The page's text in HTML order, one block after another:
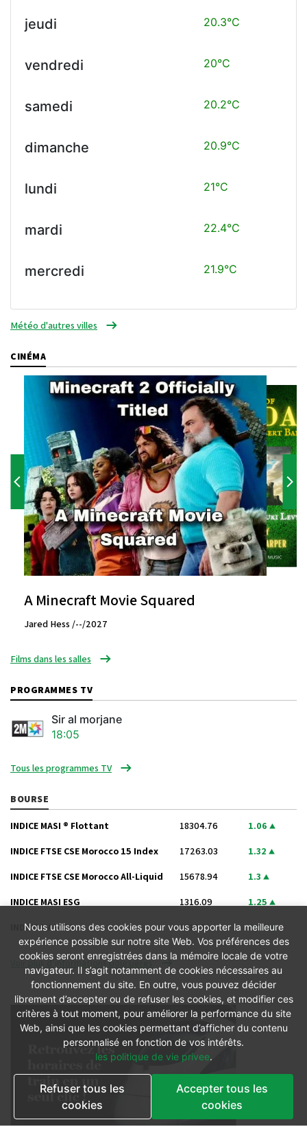
jeudi 20.3°C
vendredi 20°C
samedi 20.2°C
dimanche 20.9°C
lundi 21°C
mardi 22.4°C
mercredi 21.9°C
Météo d'autres villes
CINÉMA
A Minecraft Movie Squared
Jared Hess /--/2027
Films dans les salles
PROGRAMMES TV
Sir al morjane
18:05
Tous les programmes TV
BOURSE
INDICE MASI ® Flottant 18304.76 1.06
INDICE FTSE CSE Morocco 15 Index 17263.03 1.32
INDICE FTSE CSE Morocco All-Liquid 15678.94 1.3
INDICE MASI ESG 1316.09 1.25
INDICE MASI 20 1318.51 0.94
Voir plus d’informations boursières
Nous utilisons des cookies pour vous apporter la meilleure
expérience possible sur notre site Web. Vos préférences des
cookies seront enregistrées dans la mémoire locale de votre
navigateur. Il s’agit notamment de cookies nécessaires au
fonctionnement du site. En outre, vous pouvez décider
librement d’accepter ou de refuser les cookies, et modifier ces
critères à tout moment, pour améliorer la performance du site
Web, ainsi que les cookies permettant d’afficher du contenu
personnalisé en fonction de vos intérêts.
les politique de vie privee.
Refuser tous les
cookies
Accepter tous les
cookies